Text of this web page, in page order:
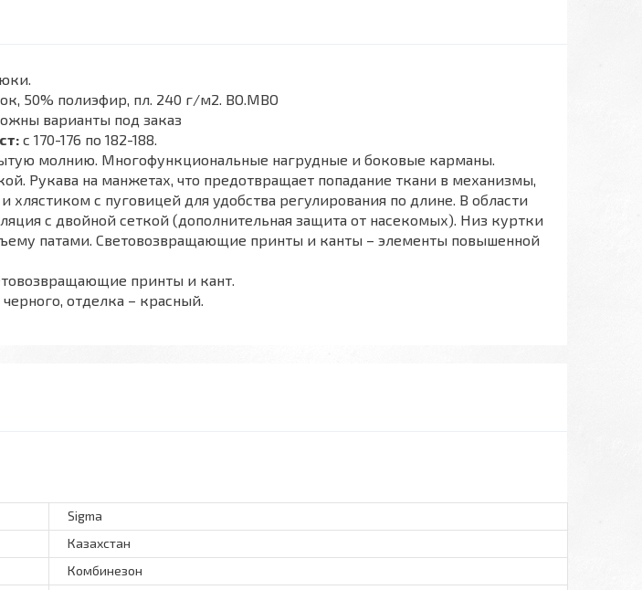
50% полиэфир, пл. 240 г/м2. ВО.МВО
варианты под заказ
с 170-176 по 182-188.
молнию. Многофункциональные нагрудные и боковые карманы.
Рукава на манжетах, что предотвращает попадание ткани в механизмы,
с пуговицей для удобства регулирования по длине. В области
с двойной сеткой (дополнительная защита от насекомых). Низ куртки
патами. Световозвращающие принты и канты – элементы повышенной
принты и кант.
отделка – красный.
Sigma
Казахстан
Комбинезон